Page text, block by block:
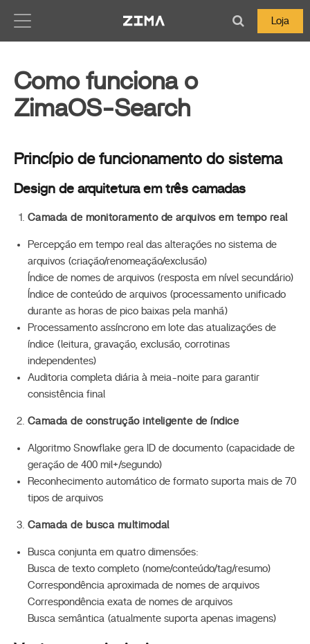
Loja
Como funciona o
ZimaOS-Search
Princípio de funcionamento do sistema
Design de arquitetura em três camadas
Camada de monitoramento de arquivos em tempo real
Percepção em tempo real das alterações no sistema de
arquivos (criação/renomeação/exclusão)
Índice de nomes de arquivos (resposta em nível secundário)
Índice de conteúdo de arquivos (processamento unificado
durante as horas de pico baixas pela manhã)
Processamento assíncrono em lote das atualizações de
índice (leitura, gravação, exclusão, corrotinas
independentes)
Auditoria completa diária à meia-noite para garantir
consistência final
Camada de construção inteligente de índice
Algoritmo Snowflake gera ID de documento (capacidade de
geração de 400 mil+/segundo)
Reconhecimento automático de formato suporta mais de 70
tipos de arquivos
Camada de busca multimodal
Busca conjunta em quatro dimensões:
Busca de texto completo (nome/conteúdo/tag/resumo)
Correspondência aproximada de nomes de arquivos
Correspondência exata de nomes de arquivos
Busca semântica (atualmente suporta apenas imagens)